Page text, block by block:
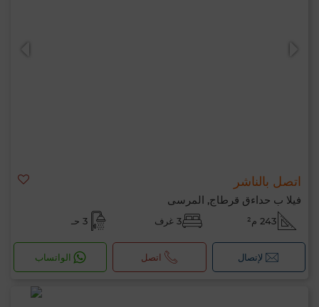
اتصل بالناشر
فيلا ب حداءق قرطاج, المرسى
243 م² 3 غرف 3 حـ
لإتصال اتصل الواتساب